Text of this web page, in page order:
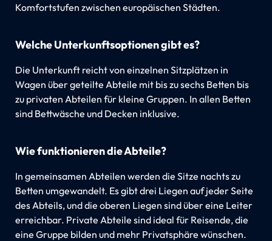
Komfortstufen zwischen europäischen Städten.
Welche Unterkunftsoptionen gibt es?
Die Unterkunft reicht von einzelnen Sitzplätzen in
Wagen über geteilte Abteile mit bis zu sechs Betten bis
zu privaten Abteilen für kleine Gruppen. In allen Betten
sind Bettwäsche und Decken inklusive.
Wie funktionieren die Abteile?
In gemeinsamen Abteilen werden die Sitze nachts zu
Betten umgewandelt. Es gibt drei Liegen auf jeder Seite
des Abteils, und die oberen Liegen sind über eine Leiter
erreichbar. Private Abteile sind ideal für Reisende, die
eine Gruppe bilden und mehr Privatsphäre wünschen.